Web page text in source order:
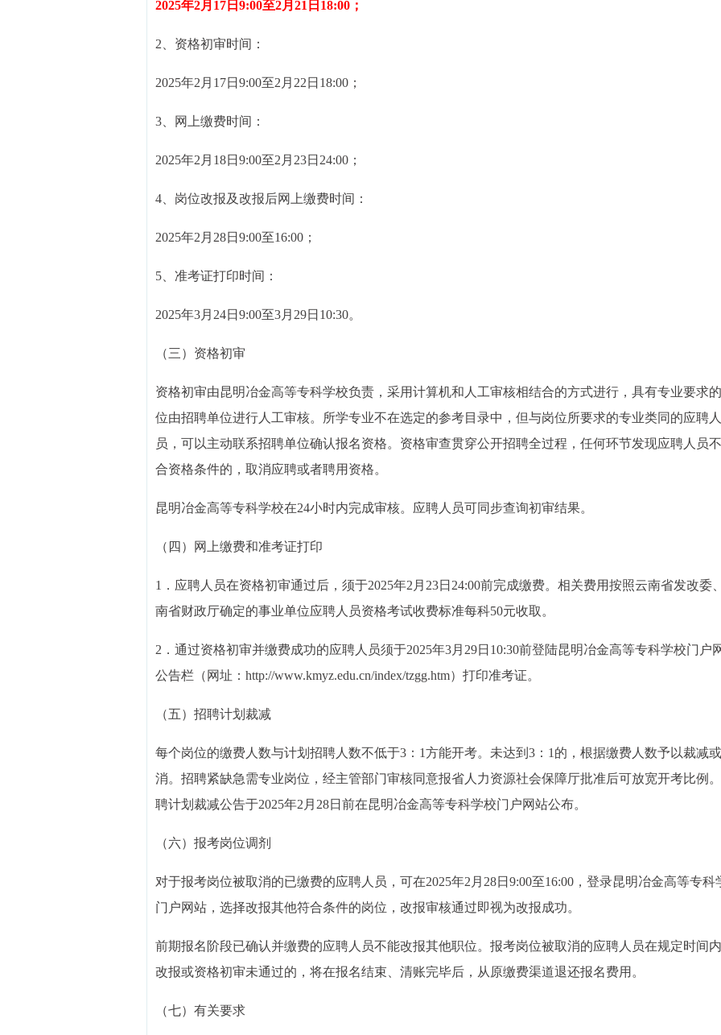
2025年2月17日9:00至2月21日18:00；
2、资格初审时间：
2025年2月17日9:00至2月22日18:00；
3、网上缴费时间：
2025年2月18日9:00至2月23日24:00；
4、岗位改报及改报后网上缴费时间：
2025年2月28日9:00至16:00；
5、准考证打印时间：
2025年3月24日9:00至3月29日10:30。
（三）资格初审
资格初审由昆明冶金高等专科学校负责，采用计算机和人工审核相结合的方式进行，具有专业要求
位由招聘单位进行人工审核。所学专业不在选定的参考目录中，但与岗位所要求的专业类同的应聘人
员，可以主动联系招聘单位确认报名资格。资格审查贯穿公开招聘全过程，任何环节发现应聘人员
合资格条件的，取消应聘或者聘用资格。
昆明冶金高等专科学校在24小时内完成审核。应聘人员可同步查询初审结果。
（四）网上缴费和准考证打印
1．应聘人员在资格初审通过后，须于2025年2月23日24:00前完成缴费。相关费用按照云南省发改委
南省财政厅确定的事业单位应聘人员资格考试收费标准每科50元收取。
2．通过资格初审并缴费成功的应聘人员须于2025年3月29日10:30前登陆昆明冶金高等专科学校门户
公告栏（网址：http://www.kmyz.edu.cn/index/tzgg.htm）打印准考证。
（五）招聘计划裁减
每个岗位的缴费人数与计划招聘人数不低于3：1方能开考。未达到3：1的，根据缴费人数予以裁减
消。招聘紧缺急需专业岗位，经主管部门审核同意报省人力资源社会保障厅批准后可放宽开考比例
聘计划裁减公告于2025年2月28日前在昆明冶金高等专科学校门户网站公布。
（六）报考岗位调剂
对于报考岗位被取消的已缴费的应聘人员，可在2025年2月28日9:00至16:00，登录昆明冶金高等专科
门户网站，选择改报其他符合条件的岗位，改报审核通过即视为改报成功。
前期报名阶段已确认并缴费的应聘人员不能改报其他职位。报考岗位被取消的应聘人员在规定时间
改报或资格初审未通过的，将在报名结束、清账完毕后，从原缴费渠道退还报名费用。
（七）有关要求